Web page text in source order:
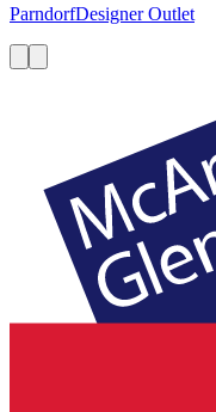
ParndorfDesigner Outlet